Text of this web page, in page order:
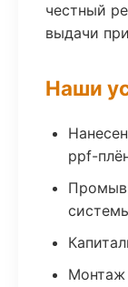
честный
выдачи
Наши
ppf-
Монтаж